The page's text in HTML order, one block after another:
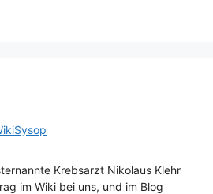
Krebsarzt Nikolaus Klehr
im Wiki bei uns, und im Blog